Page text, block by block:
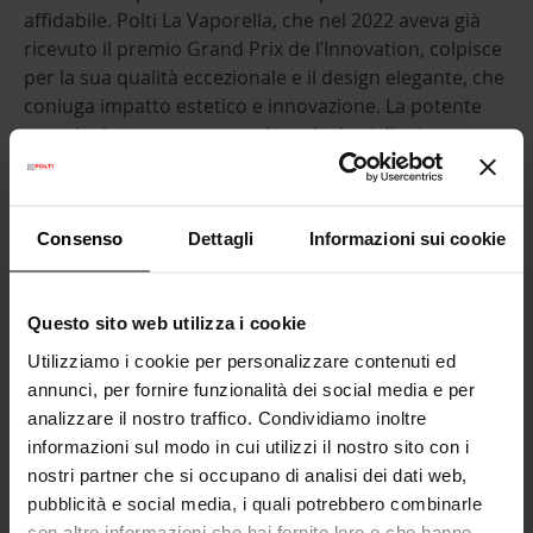
Consenso Dettagli Informazioni sui cookie
Questo sito web utilizza i cookie
Utilizziamo i cookie per personalizzare contenuti ed
annunci, per fornire funzionalità dei social media e per
analizzare il nostro traffico. Condividiamo inoltre
informazioni sul modo in cui utilizzi il nostro sito con i
nostri partner che si occupano di analisi dei dati web,
pubblicità e social media, i quali potrebbero combinarle
affidabile. Polti La Vaporella, che nel 2022 aveva già
ricevuto il premio Grand Prix de l’Innovation, colpisce
per la sua qualità eccezionale e il design elegante, che
coniuga impatto estetico e innovazione. La potente
tecnologia a vapore garantisce risultati di stiratura
eccellenti, dotata di programma ECO che permette di
ridurre i consumi di energia e acqua nel rispetto
arrotondata di La Vaporella facilita lo scorrimento sui
tessuti e garantisce risultati di stiratura impeccabili. A
dei modelli Polti La Vaporella è garantita 10 anni*
contro i danni del calcare.
La linea discope a vapore Polti Vaporetto Style, già
eletta in Francia Prodotto dell’Anno nel 2023, ha
conquistato i giurati per le sue caratteristiche